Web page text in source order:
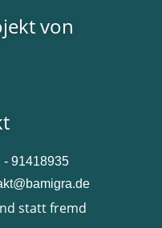
von
- 91418935
statt fremd